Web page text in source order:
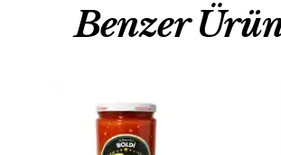
Benzer